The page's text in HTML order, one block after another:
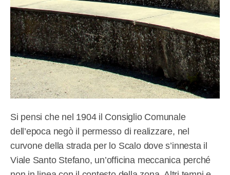
Si pensi che nel 1904 il Consiglio Comunale
dell’epoca negò il permesso di realizzare, nel
curvone della strada per lo Scalo dove s’innesta il
Viale Santo Stefano, un’officina meccanica perché